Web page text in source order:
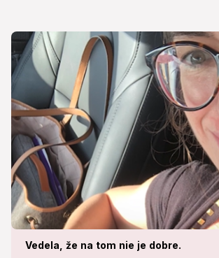
Vedela, že na tom nie je dobre.